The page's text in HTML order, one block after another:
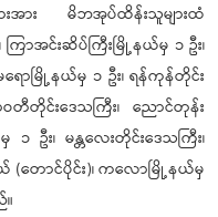
အား မိဘအုပ်ထိန်းသူများထံ
ြာအင်းဆိပ်ကြီးမြို့နယ်မှ ၁ ဦး၊
ာမြို့နယ်မှ ၁ ဦး၊ ရန်ကုန်တိုင်း
တီတိုင်းဒေသကြီး၊ ညောင်တုန်း
ဦး၊ မန္တလေးတိုင်းဒေသကြီး၊
ယ် (တောင်ပိုင်း)၊ ကလောမြို့နယ်မှ